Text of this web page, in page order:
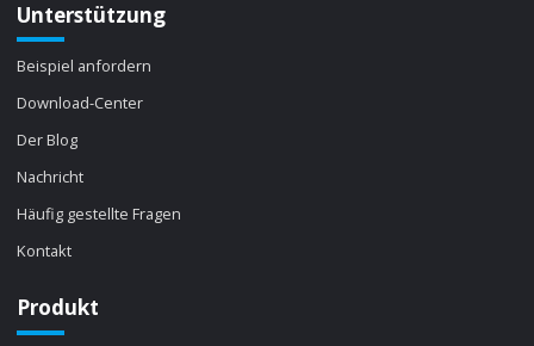
Unterstützung
Beispiel anfordern
Download-Center
Der Blog
Nachricht
Häufig gestellte Fragen
Kontakt
Produkt